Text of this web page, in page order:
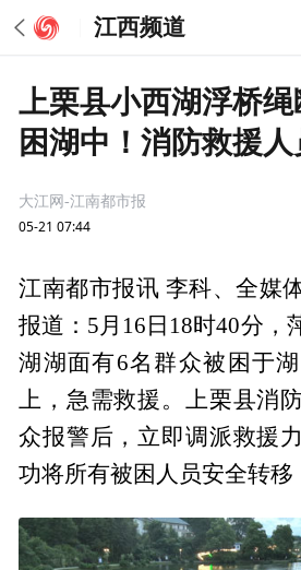
江西频道
上栗县小西湖浮桥
困湖中！消防救援
大江网-江南都市报
05-21 07:44
江南都市报讯 李科、全媒
报道：5月16日18时40分，
湖湖面有6名群众被困于
上，急需救援。上栗县消
众报警后，立即调派救援
功将所有被困人员安全转移